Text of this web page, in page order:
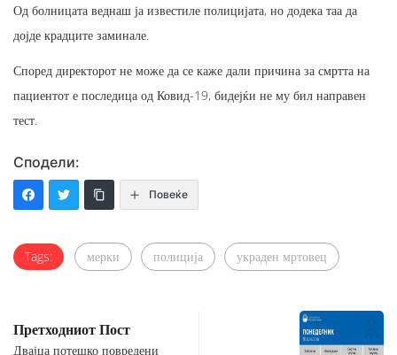
Од болницата веднаш ја известиле полицијата, но додека таа да
дојде крадците заминале.
Според директорот не може да се каже дали причина за смртта на
пациентот е последица од Ковид-19, бидејќи не му бил направен
тест.
Сподели:
Повеќе
Tags: мерки полиција украден мртовец
Претходниот Пост
Двајца потешко повредени